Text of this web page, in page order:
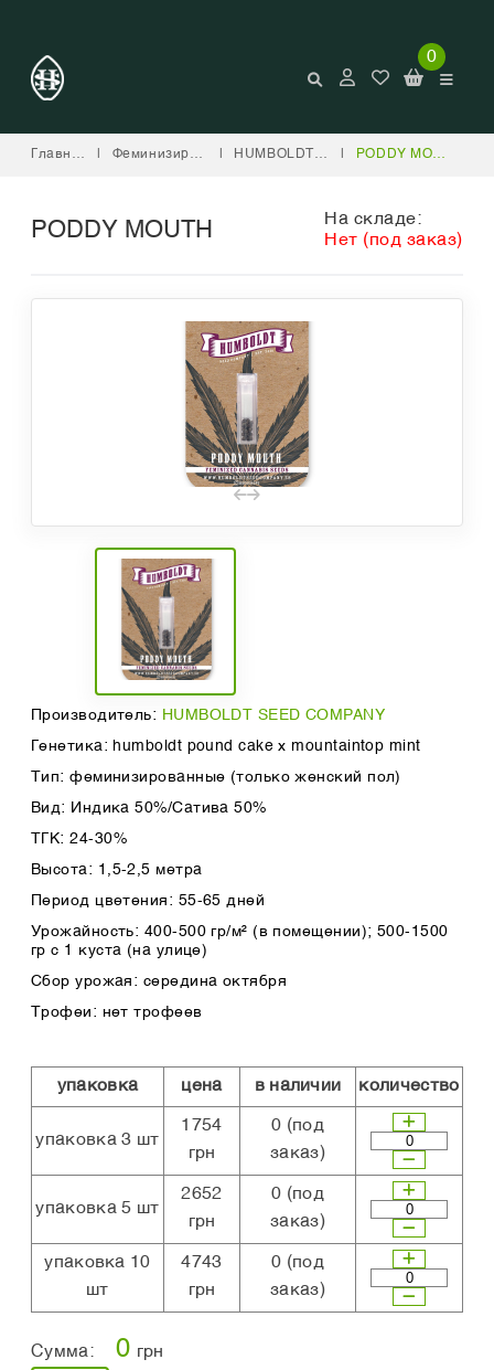
0
Главная | Феминизированные | HUMBOLDT SEED COMPANY | PODDY MOUTH
PODDY MOUTH
На складе:
Нет (под заказ)
Производитель: HUMBOLDT SEED COMPANY
Генетика: humboldt pound cake x mountaintop mint
Тип: феминизированные (только женский пол)
Вид: Индика 50%/Сатива 50%
ТГК: 24-30%
Высота: 1,5-2,5 метра
Период цветения: 55-65 дней
Урожайность: 400-500 гр/м² (в помещении); 500-1500
гр с 1 куста (на улице)
Сбор урожая: середина октября
Трофеи: нет трофеев
упаковка цена в наличии количество
упаковка 3 шт
1754
грн
0 (под
заказ)
упаковка 5 шт
2652
грн
0 (под
заказ)
упаковка 10
шт
4743
грн
0 (под
заказ)
Сумма: 0 грн